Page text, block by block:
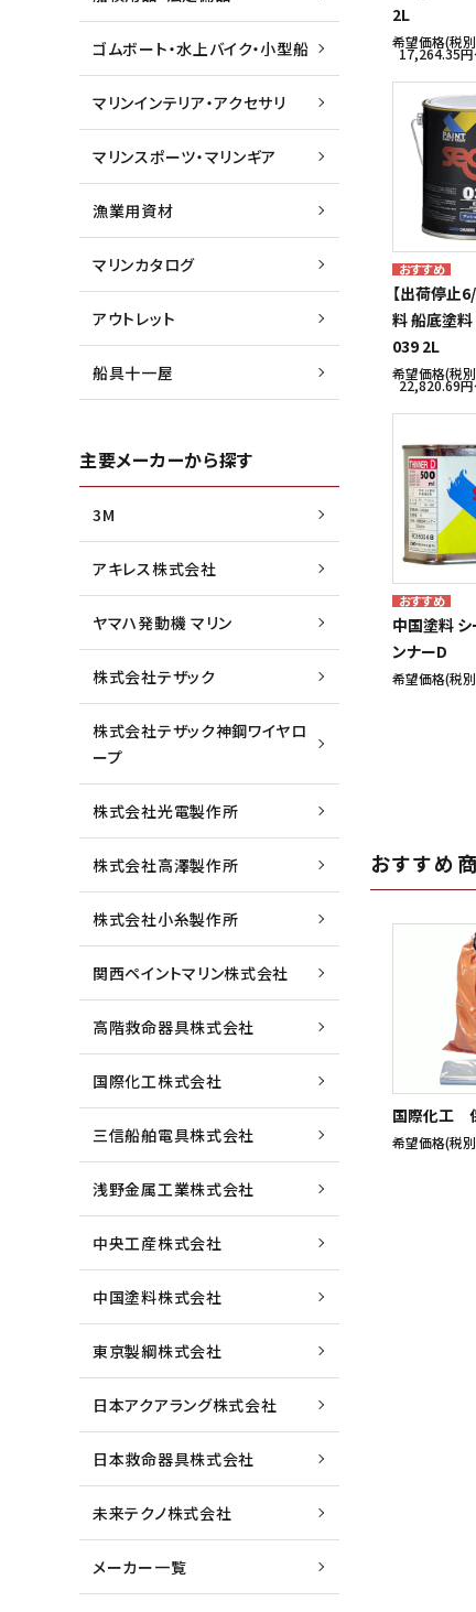
2L
希望価格(税
17,264.35
【出荷停止
料 船底塗料
039 2L
希望価格(税
22,820.69
中国塗料 シ
ンナーD
希望価格(税
おすすめ
国際化工
希望価格(税
ゴムボート・水上バイク・小型船
マリンインテリア・アクセサリ
マリンスポーツ・マリンギア
漁業用資材
マリンカタログ
アウトレット
船具十一屋
主要メーカーから探す
3M
アキレス株式会社
ヤマハ発動機 マリン
株式会社テザック
株式会社テザック神鋼ワイヤロ
ープ
株式会社光電製作所
株式会社高澤製作所
株式会社小糸製作所
関西ペイントマリン株式会社
高階救命器具株式会社
国際化工株式会社
三信船舶電具株式会社
浅野金属工業株式会社
中央工産株式会社
中国塗料株式会社
東京製綱株式会社
日本アクアラング株式会社
日本救命器具株式会社
未来テクノ株式会社
メーカー一覧